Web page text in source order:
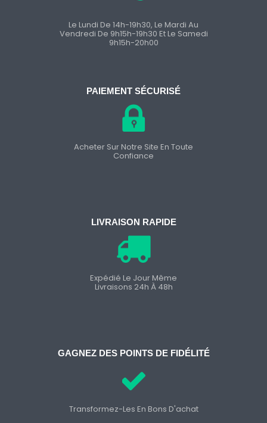
Le Lundi De 14h-19h30, Le Mardi Au
Vendredi De 9h15h-19h30 Et Le Samedi
9h15h-20h00
PAIEMENT SÉCURISÉ
Acheter Sur Notre Site En Toute
Confiance
LIVRAISON RAPIDE
Expédié Le Jour Même
Livraisons 24h À 48h
GAGNEZ DES POINTS DE FIDÉLITÉ
Transformez-Les En Bons D'achat